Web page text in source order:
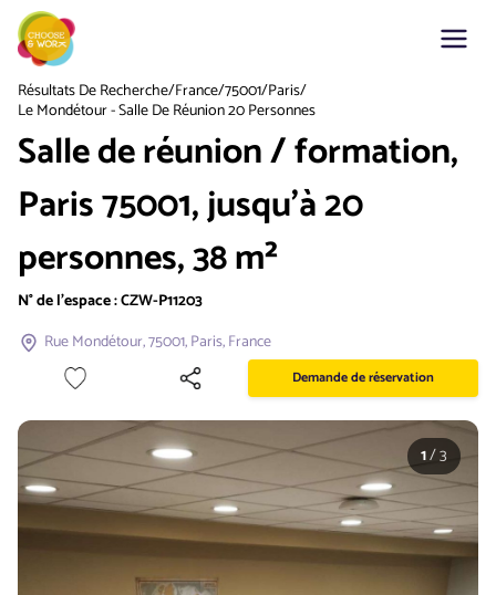
Résultats De Recherche/France/75001/Paris/
Le Mondétour - Salle De Réunion 20 Personnes
Salle de réunion / formation,
Paris 75001, jusqu'à 20
personnes, 38 m²
N° de l'espace :CZW-P11203
Rue Mondétour, 75001, Paris, France
Demande de réservation
1/3